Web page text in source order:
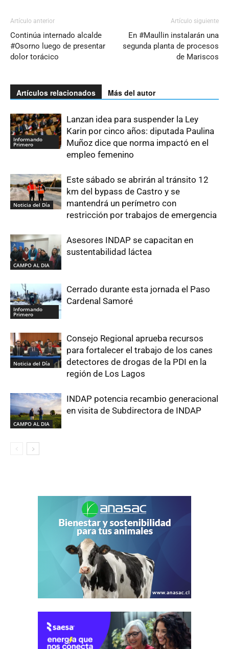
Artículo anterior
Continúa internado alcalde
#Osorno luego de presentar
dolor torácico
Artículo siguiente
En #Maullin instalarán una
segunda planta de procesos
de Mariscos
Artículos relacionados Más del autor
Informando
Primero
Lanzan idea para suspender la Ley
Karin por cinco años: diputada Paulina
Muñoz dice que norma impactó en el
empleo femenino
Noticia del Día
Este sábado se abrirán al tránsito 12
km del bypass de Castro y se
mantendrá un perímetro con
restricción por trabajos de emergencia
CAMPO AL DIA
Asesores INDAP se capacitan en
sustentabilidad láctea
Informando
Primero
Cerrado durante esta jornada el Paso
Cardenal Samoré
Noticia del Día
Consejo Regional aprueba recursos
para fortalecer el trabajo de los canes
detectores de drogas de la PDI en la
región de Los Lagos
CAMPO AL DIA
INDAP potencia recambio generacional
en visita de Subdirectora de INDAP